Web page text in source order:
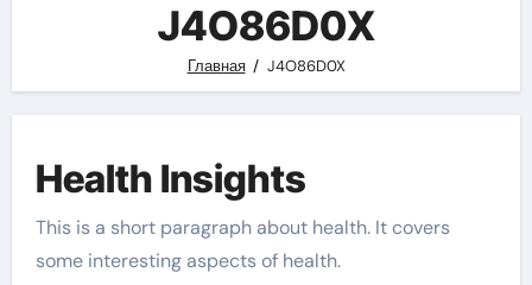
J4O86D0X
Главная J4O86D0X
Health Insights
This is a short paragraph about health. It covers
some interesting aspects of health.